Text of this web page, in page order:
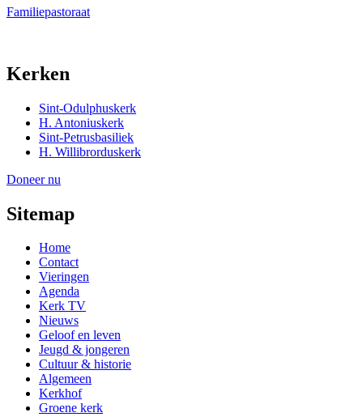
Familiepastoraat
Kerken
Sint-Odulphuskerk
H. Antoniuskerk
Sint-Petrusbasiliek
H. Willibrorduskerk
Doneer nu
Sitemap
Home
Contact
Vieringen
Agenda
Kerk TV
Nieuws
Geloof en leven
Jeugd & jongeren
Cultuur & historie
Algemeen
Kerkhof
Groene kerk